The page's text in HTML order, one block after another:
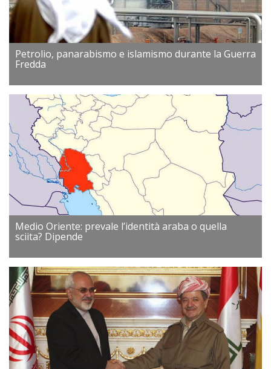
Petrolio, panarabismo e islamismo durante la Guerra
Fredda
Medio Oriente: prevale l’identità araba o quella
sciita? Dipende